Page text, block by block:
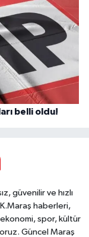
belli oldu!
güvenilir ve hızlı
K.Maraş haberleri,
spor, kültür
Güncel Maraş